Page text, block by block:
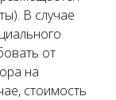
В случае
от
на
стоимость